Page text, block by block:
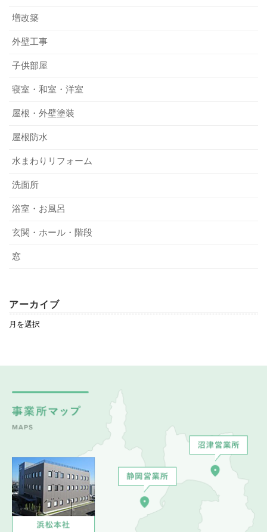
増改築
外壁工事
子供部屋
寝室・和室・洋室
屋根・外壁塗装
屋根防水
水まわりリフォーム
洗面所
浴室・お風呂
玄関・ホール・階段
窓
アーカイブ
ア
ー